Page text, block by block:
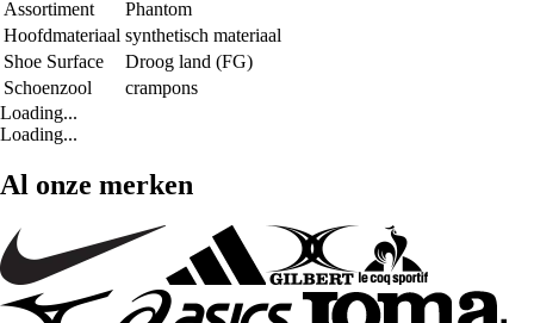
Assortiment
Phantom
Hoofdmateriaal synthetisch materiaal
Shoe Surface
Droog land (FG)
Schoenzool
crampons
Loading...
Loading...
Al onze merken